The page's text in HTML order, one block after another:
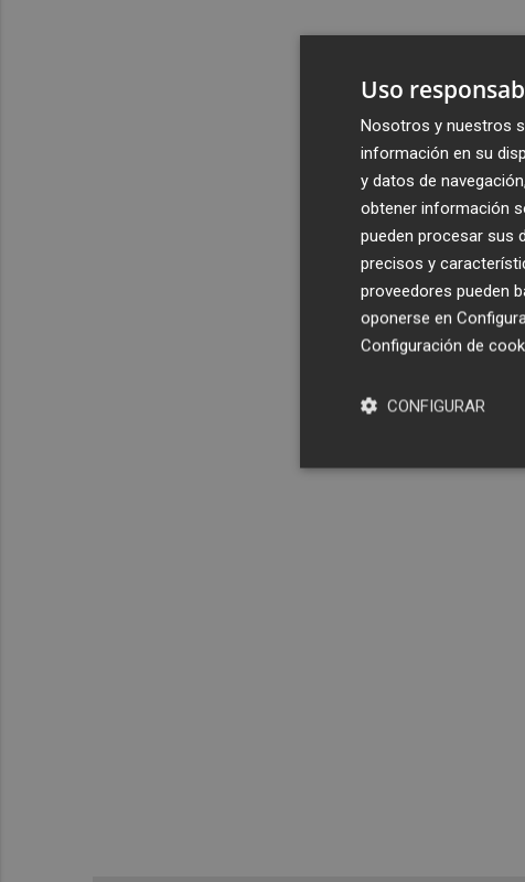
Uso
Nosotros y nuestros
información en su
y datos de
obtener información
pueden procesar sus
precisos y
proveedores pueden
oponerse en
Configuración de
CONFIGURAR